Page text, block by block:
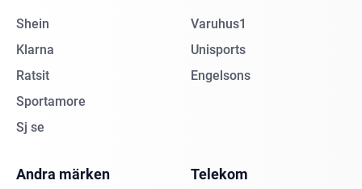
Shein
Klarna
Ratsit
Sportamore
Sj se
Varuhus1
Unisports
Engelsons
Andra märken Telekom